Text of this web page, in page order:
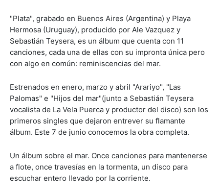
"Plata", grabado en Buenos Aires (Argentina) y Playa
Hermosa (Uruguay), producido por Ale Vazquez y
Sebastián Teysera, es un álbum que cuenta con 11
canciones, cada una de ellas con su impronta única pero
con algo en común: reminiscencias del mar.
Estrenados en enero, marzo y abril "Arariyo", "Las
Palomas" e "Hijos del mar"(junto a Sebastián Teysera
vocalista de La Vela Puerca y productor del disco) son los
primeros singles que dejaron entrever su flamante
álbum. Este 7 de junio conocemos la obra completa.
Un álbum sobre el mar. Once canciones para mantenerse
a flote, once travesías en la tormenta, un disco para
escuchar entero llevado por la corriente.